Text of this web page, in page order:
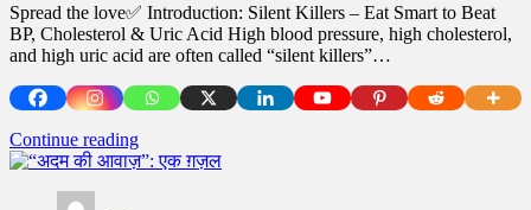
Spread the love✅ Introduction: Silent Killers – Eat Smart to Beat
BP, Cholesterol & Uric Acid High blood pressure, high cholesterol,
and high uric acid are often called “silent killers”…
Continue reading